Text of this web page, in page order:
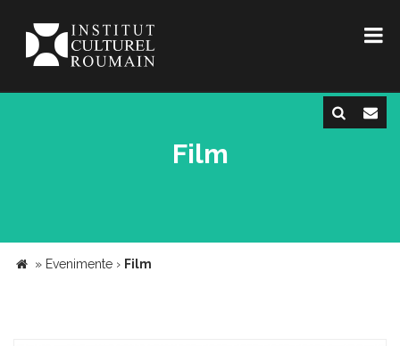
Film
» Evenimente › Film